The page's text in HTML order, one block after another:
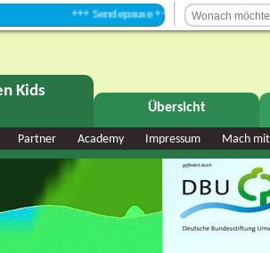
+++ Sendepause +++
Kids
Übersicht
Partner Academy Impressum Mach mit